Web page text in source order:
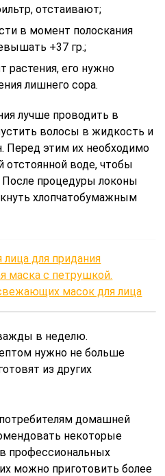
отстаивают;
в момент полоскания
+37 гр.;
растения, его нужно
лишнего сора.
лучше проводить в
волосы в жидкость и
Перед этим их необходимо
воде, чтобы
После процедуры локоны
хлопчатобумажным
лица для придания
маска с петрушкой.
масок для лица
в неделю.
нужно не больше
из других
домашней
некоторые
профессиональных
можно приготовить более